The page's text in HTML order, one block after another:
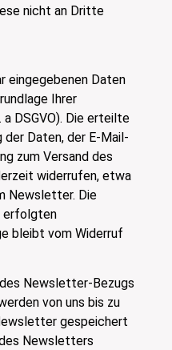
nicht an Dritte
eingegebenen Daten
Ihrer
a DSGVO). Die erteilte
der Daten, der E-Mail-
zum Versand des
widerrufen, etwa
Newsletter. Die
erfolgten
bleibt vom Widerruf
Newsletter-Bezugs
von uns bis zu
gespeichert
Newsletters